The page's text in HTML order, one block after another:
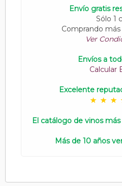
Envío gratis
Sólo 1
Comprando
Ver
Envíos a
Calcular
Excelente
El catálogo de vinos
Más de 10 años